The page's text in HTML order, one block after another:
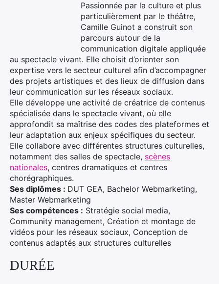
Passionnée par la culture et plus
particulièrement par le théâtre,
Camille Guinot a construit son
parcours autour de la
communication digitale appliquée
au spectacle vivant. Elle choisit d’orienter son
expertise vers le secteur culturel afin d’accompagner
des projets artistiques et des lieux de diffusion dans
leur communication sur les réseaux sociaux.
Elle développe une activité de créatrice de contenus
spécialisée dans le spectacle vivant, où elle
approfondit sa maîtrise des codes des plateformes et
leur adaptation aux enjeux spécifiques du secteur.
Elle collabore avec différentes structures culturelles,
notamment des salles de spectacle, scènes
nationales, centres dramatiques et centres
chorégraphiques.
Ses diplômes : DUT GEA, Bachelor Webmarketing,
Master Webmarketing
Ses compétences : Stratégie social media,
Community management, Création et montage de
vidéos pour les réseaux sociaux, Conception de
contenus adaptés aux structures culturelles
DURÉE